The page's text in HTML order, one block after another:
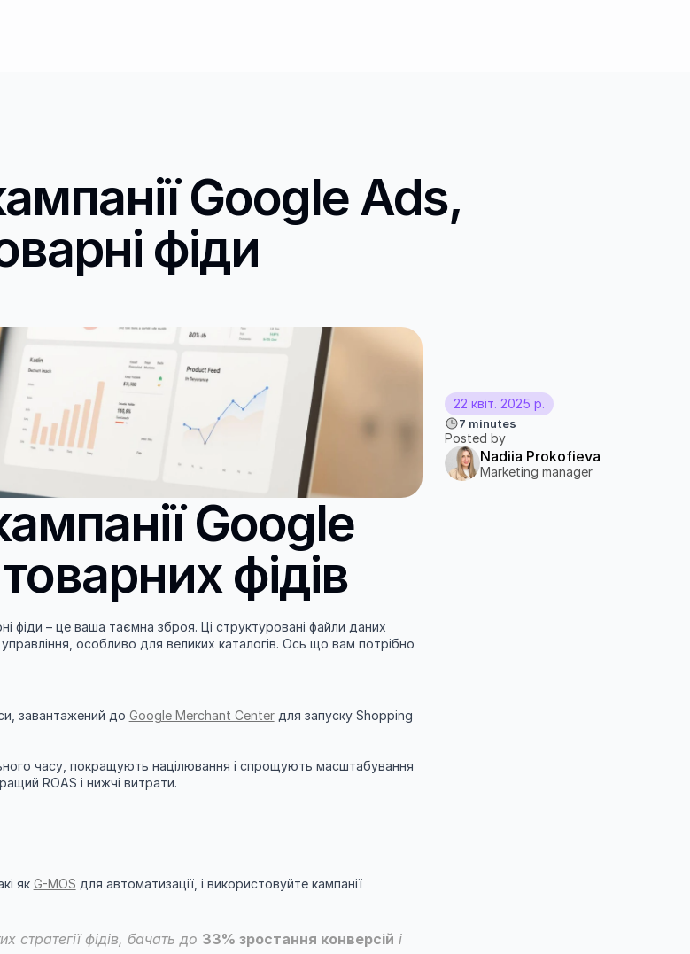
Google Ads,
фіди
Google
фідів
фіди – це ваша таємна зброя. Ці структуровані файли даних
особливо для великих каталогів. Ось що вам потрібно
завантажений до Google Merchant Center для запуску Shopping
часу, покращують націлювання і спрощують масштабування
ROAS і нижчі витрати.
як G-MOS
для автоматизації, і використовуйте кампанії
стратегії фідів, бачать до 33% зростання конверсій і
22 квіт. 2025 р.
7 minutes
Posted by
Nadiia Prokofieva
Marketing manager